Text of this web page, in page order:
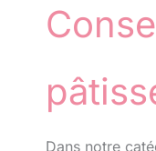
Dans notre